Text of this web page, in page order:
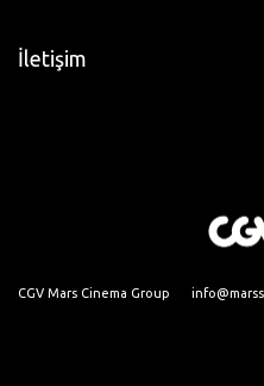
İletişim
CGV Mars Cinema Group